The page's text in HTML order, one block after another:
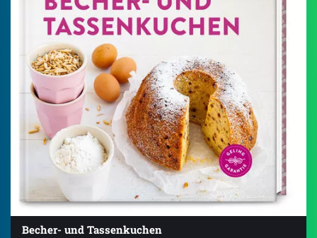
Becher- und Tassenkuchen